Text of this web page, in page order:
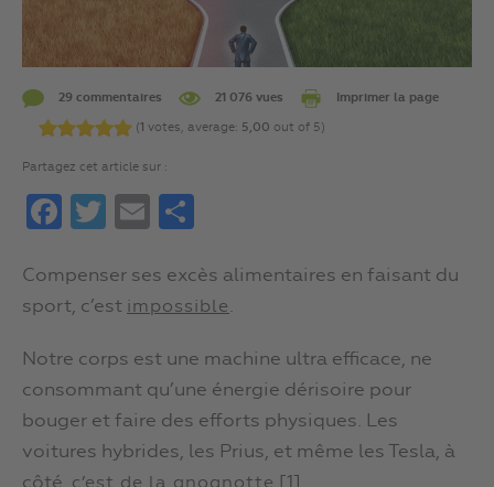
29 commentaires 21 076 vues Imprimer la page
(1 votes, average: 5,00 out of 5)
Partagez cet article sur :
FacebookTwitterEmail
Compenser ses excès alimentaires en faisant du
sport, c’est impossible.
Notre corps est une machine ultra efficace, ne
consommant qu’une énergie dérisoire pour
bouger et faire des efforts physiques. Les
voitures hybrides, les Prius, et même les Tesla, à